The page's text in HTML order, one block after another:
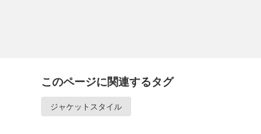
このページに関連するタグ
ジャケットスタイル